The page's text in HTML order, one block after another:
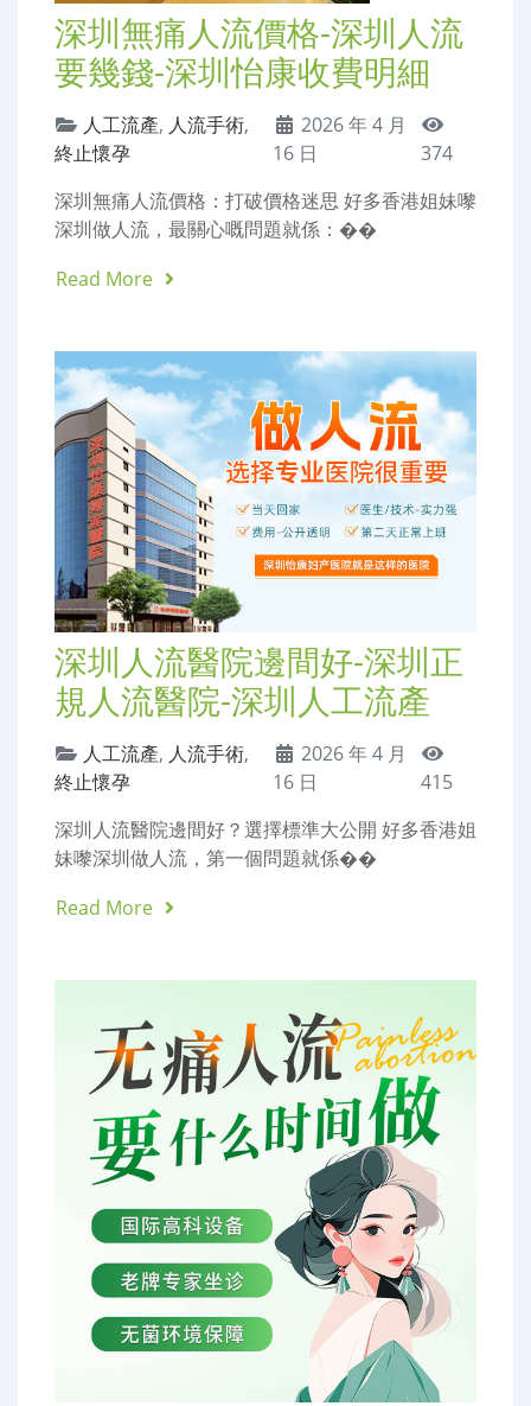
深圳無痛人流價格-深圳人流
要幾錢-深圳怡康收費明細
人工流產, 人流手術,
終止懷孕
2026 年 4 月
16 日
374
深圳無痛人流價格：打破價格迷思 好多香港姐妹嚟
深圳做人流，最關心嘅問題就係：��
Read More
深圳人流醫院邊間好-深圳正
規人流醫院-深圳人工流產
人工流產, 人流手術,
終止懷孕
2026 年 4 月
16 日
415
深圳人流醫院邊間好？選擇標準大公開 好多香港姐
妹嚟深圳做人流，第一個問題就係��
Read More